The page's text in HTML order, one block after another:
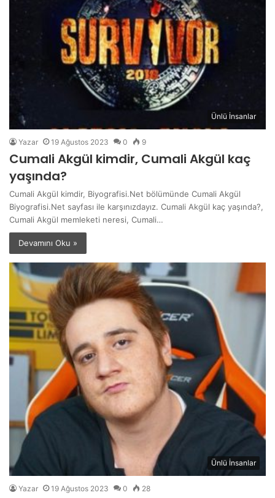
Ünlü İnsanlar
Yazar 19 Ağustos 2023 0 9
Cumali Akgül kimdir, Cumali Akgül kaç
yaşında?
Cumali Akgül kimdir, Biyografisi.Net bölümünde Cumali Akgül
Biyografisi.Net sayfası ile karşınızdayız. Cumali Akgül kaç yaşında?,
Cumali Akgül memleketi neresi, Cumali…
Devamını Oku »
Ünlü İnsanlar
Yazar 19 Ağustos 2023 0 28